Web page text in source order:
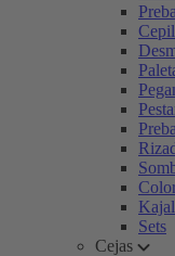
Kajal
Sets
Cejas